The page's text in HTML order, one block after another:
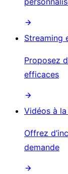
Streaming
Proposez
efficaces
Vidéos à
Offrez
demande